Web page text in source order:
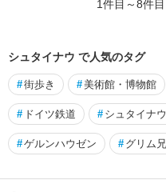
シ
タ
イ
ン
ウ
1件目～8件
シュタイナウ で人気のタグ
#街歩き #美術館・博物館
# ドイツ鉄道 # シュタイナ
#ゲルンハウゼン # グリム